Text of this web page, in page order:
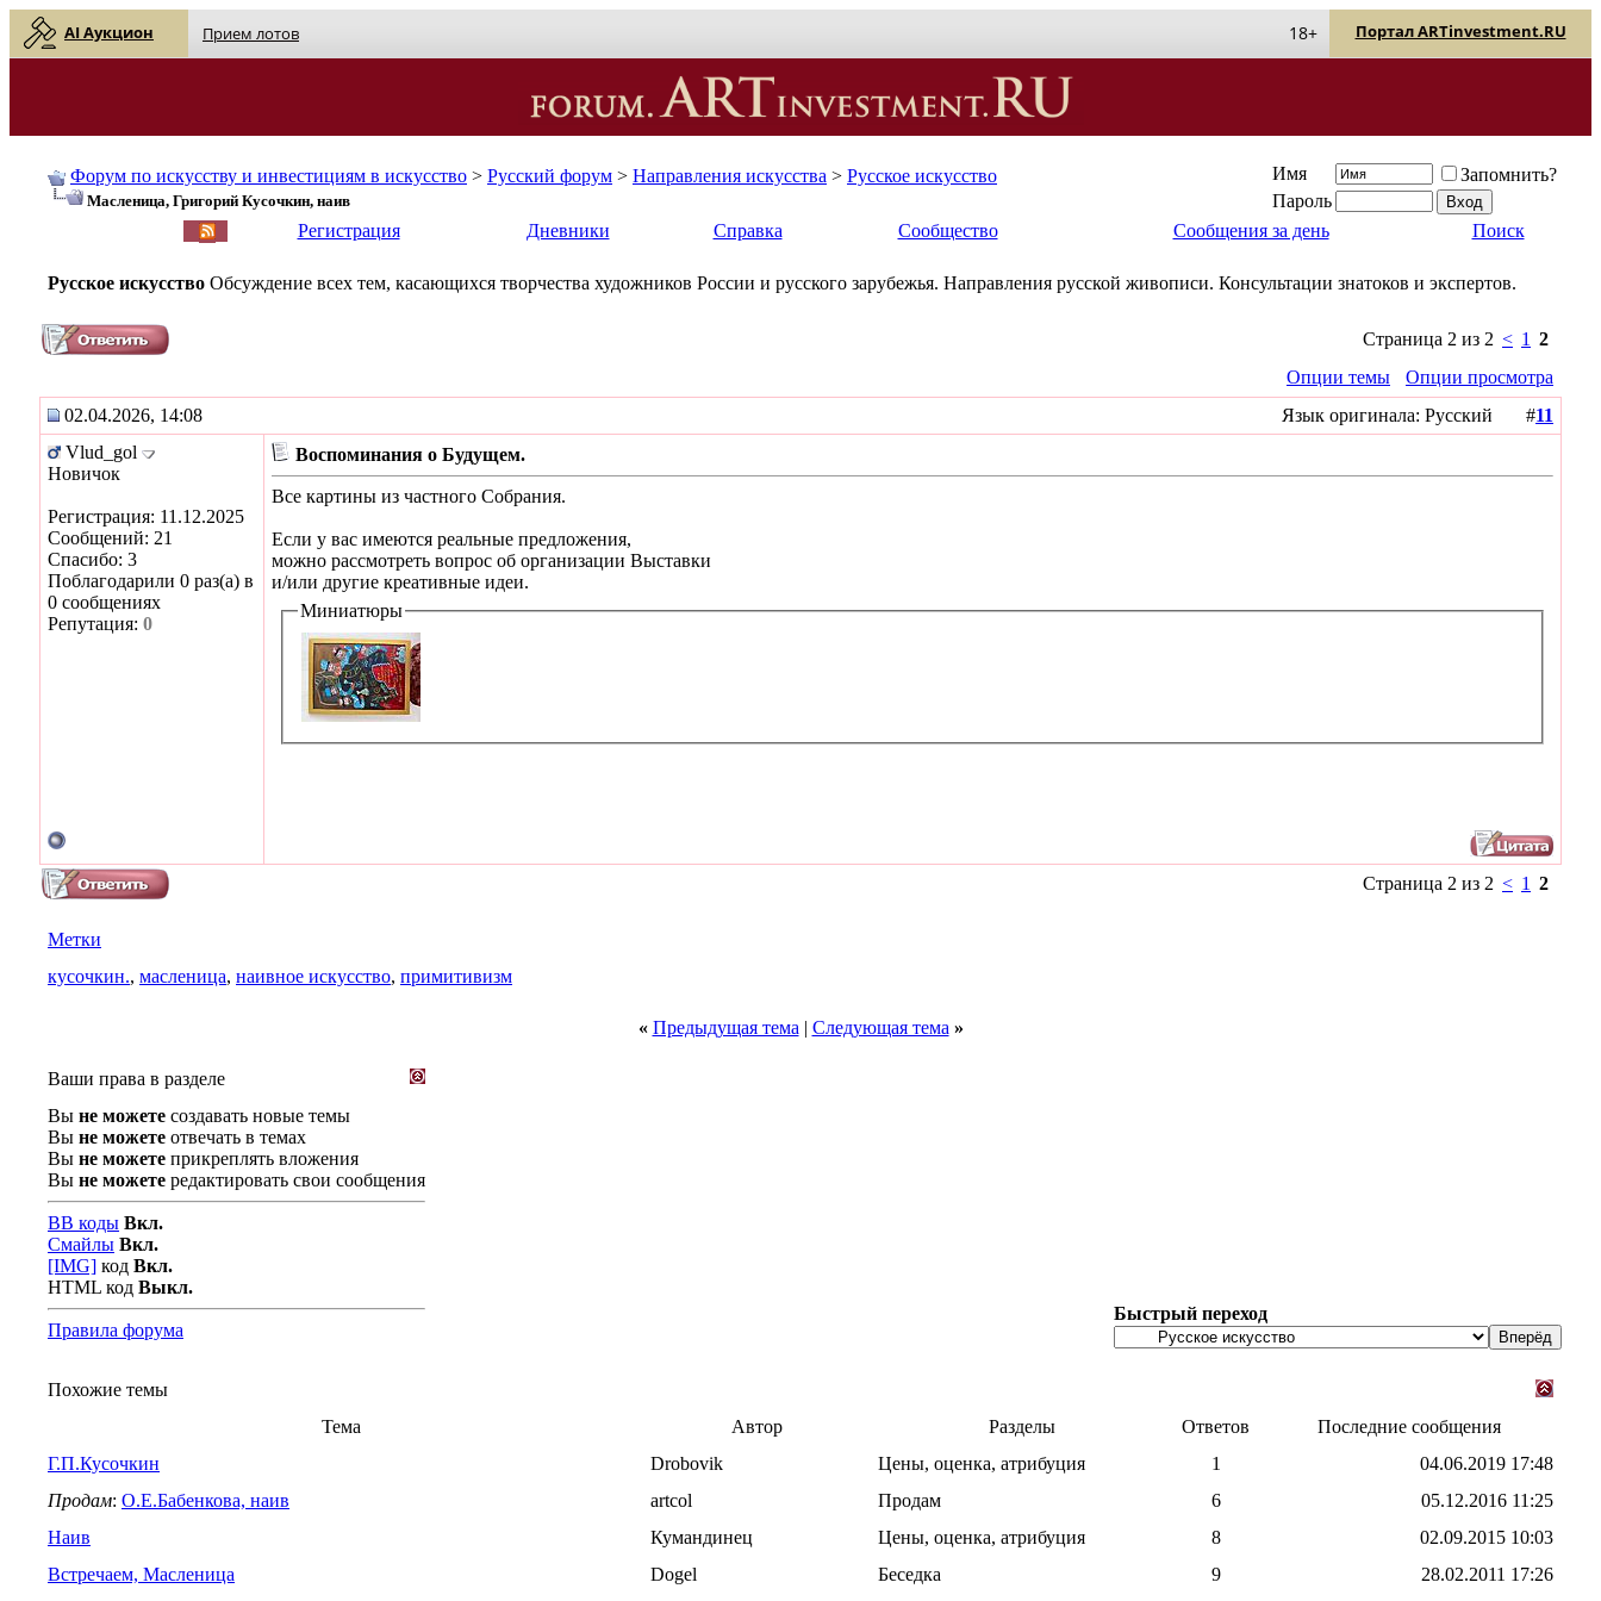
AI Аукцион Прием лотов Портал ARTinvestment.RU
18+
Форум по искусству и инвестициям в искусство > Русский форум > Направления искусства > Русское искусство
Масленица, Григорий Кусочкин, наив
Имя
Запомнить?
Пароль
Регистрация Дневники Справка Сообщество Сообщения за день Поиск
Русское искусство Обсуждение всех тем, касающихся творчества художников России и русского зарубежья. Направления русской живописи. Консультации знатоков и экспертов.
Страница 2 из 2 < 1 2
Опции темы
Опции просмотра
02.04.2026, 14:08
Язык оригинала: Русский #11
Vlud_gol
Новичок
Регистрация: 11.12.2025
Сообщений: 21
Спасибо: 3
Поблагодарили 0 раз(а) в
0 сообщениях
Репутация: 0
Воспоминания о Будущем.
Все картины из частного Собрания.
Если у вас имеются реальные предложения,
можно рассмотреть вопрос об организации Выставки
и/или другие креативные идеи.
Миниатюры
Страница 2 из 2 < 1 2
Метки
кусочкин., масленица, наивное искусство, примитивизм
« Предыдущая тема | Следующая тема »
Ваши права в разделе
Вы не можете создавать новые темы
Вы не можете отвечать в темах
Вы не можете прикреплять вложения
Вы не можете редактировать свои сообщения
BB коды Вкл.
Смайлы Вкл.
[IMG] код Вкл.
HTML код Выкл.
Правила форума
Быстрый переход
Похожие темы
Тема
Автор Разделы Ответов
Последние сообщения
Г.П.Кусочкин
Drobovik Цены, оценка, атрибуция 1 04.06.2019 17:48
Продам: О.Е.Бабенкова, наив artcol Продам 6 05.12.2016 11:25
Наив
Кумандинец Цены, оценка, атрибуция 8 02.09.2015 10:03
Встречаем, Масленица
Dogel Беседка 9 28.02.2011 17:26